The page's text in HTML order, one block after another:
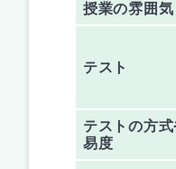
授業の雰囲気
テスト
テストの方
易度